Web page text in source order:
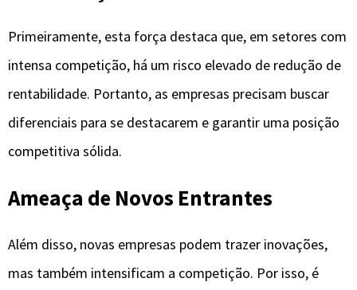
Primeiramente, esta força destaca que, em setores com
intensa competição, há um risco elevado de redução de
rentabilidade. Portanto, as empresas precisam buscar
diferenciais para se destacarem e garantir uma posição
competitiva sólida.
Ameaça de Novos Entrantes
Além disso, novas empresas podem trazer inovações,
mas também intensificam a competição. Por isso, é